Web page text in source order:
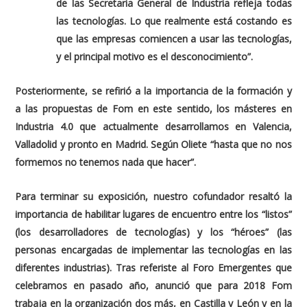
de las Secretaria General de Industria refleja todas
las tecnologías. Lo que realmente está costando es
que las empresas comiencen a usar las tecnologías,
y el principal motivo es el desconocimiento”.
Posteriormente, se refirió a la importancia de la formación y
a las propuestas de Fom en este sentido, los másteres en
Industria 4.0 que actualmente desarrollamos en Valencia,
Valladolid y pronto en Madrid. Según Oliete “hasta que no nos
formemos no tenemos nada que hacer”.
Para terminar su exposición, nuestro cofundador resaltó la
importancia de habilitar lugares de encuentro entre los “listos”
(los desarrolladores de tecnologías) y los “héroes” (las
personas encargadas de implementar las tecnologías en las
diferentes industrias). Tras referiste al Foro Emergentes que
celebramos en pasado año, anunció que para 2018 Fom
trabaja en la organización dos más, en Castilla y León y en la